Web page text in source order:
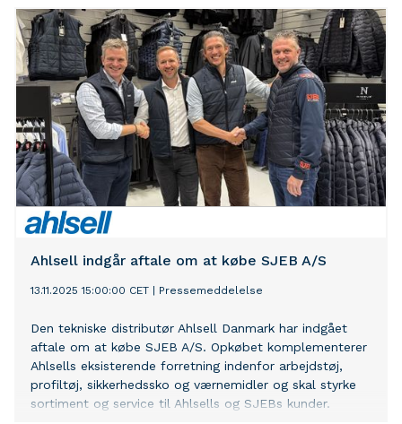
Ahlsell indgår aftale om at købe SJEB A/S
13.11.2025 15:00:00 CET Pressemeddelelse
Den tekniske distributør Ahlsell Danmark har indgået
aftale om at købe SJEB A/S. Opkøbet komplementerer
Ahlsells eksisterende forretning indenfor arbejdstøj,
profiltøj, sikkerhedssko og værnemidler og skal styrke
sortiment og service til Ahlsells og SJEBs kunder.